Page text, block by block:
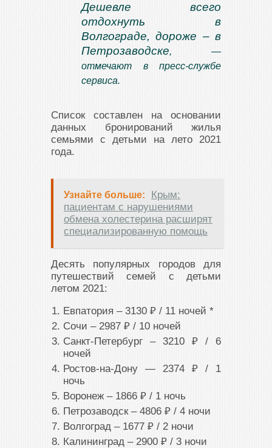
Дешевле всего
отдохнуть в
Волгограде, дороже – в
Петрозаводске, —
отмечают в пресс-службе
сервиса.
Список составлен на основании
данных бронирований жилья
семьями с детьми на лето 2021
года.
Узнайте больше:
Крым:
пациентам с нарушениями
обмена холестерина расширят
специализированную помощь
Десять популярных городов для
путешествий семей с детьми
летом 2021:
Евпатория – 3130 ₽ / 11 ночей *
Сочи – 2987 ₽ / 10 ночей
Санкт-Петербург – 3210 ₽ / 6
ночей
Ростов-на-Дону — 2374 ₽ / 1
ночь
Воронеж – 1866 ₽ / 1 ночь
Петрозаводск – 4806 ₽ / 4 ночи
Волгоград – 1677 ₽ / 2 ночи
Калининград – 2900 ₽ / 3 ночи